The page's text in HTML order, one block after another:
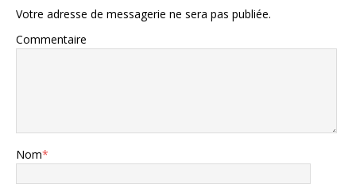
Votre adresse de messagerie ne sera pas publiée.
Commentaire
Nom*